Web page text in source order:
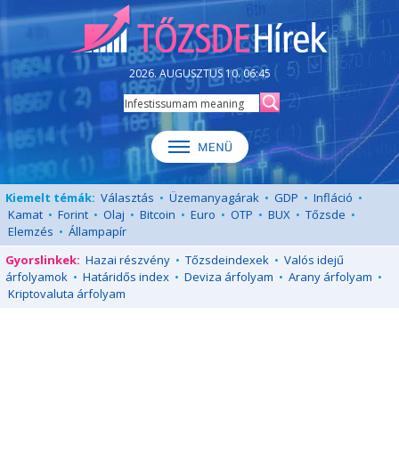
2026. AUGUSZTUS 10. 06:45
Kiemelt témák: Választás • Üzemanyagárak • GDP • Infláció •
Kamat • Forint • Olaj • Bitcoin • Euro • OTP • BUX • Tőzsde •
Elemzés • Állampapír
Gyorslinkek: Hazai részvény • Tőzsdeindexek • Valós idejű
árfolyamok • Határidős index • Deviza árfolyam • Arany árfolyam •
Kriptovaluta árfolyam